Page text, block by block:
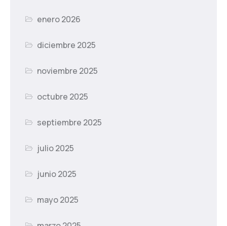
enero 2026
diciembre 2025
noviembre 2025
octubre 2025
septiembre 2025
julio 2025
junio 2025
mayo 2025